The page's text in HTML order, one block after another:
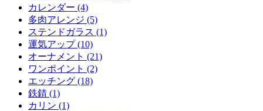
カレンダー (4)
多肉アレンジ (5)
ステンドガラス (1)
運気アップ (10)
オーナメント (21)
ワンポイント (2)
エッチング (18)
鉄錆 (1)
カリン (1)